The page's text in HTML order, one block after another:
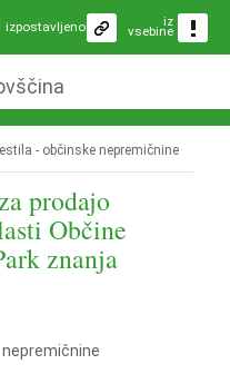
iz
vsebine
izpostavljeno
- občinske nepremičnine
prodajo
Občine
znanja